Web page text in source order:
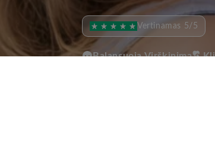
Vertinamas 5/5
Balansuoja Virškinimą